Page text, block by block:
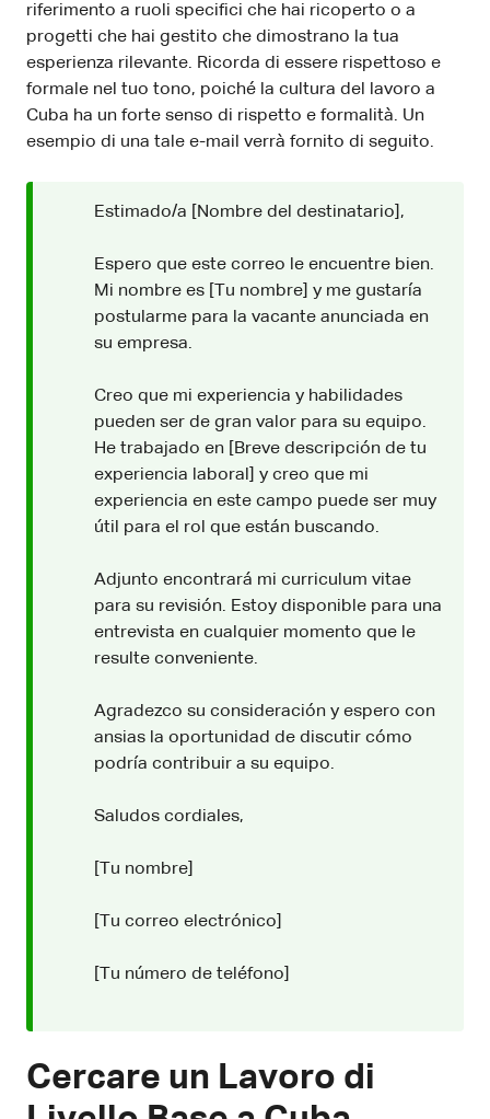
riferimento a ruoli specifici che hai ricoperto o a
progetti che hai gestito che dimostrano la tua
esperienza rilevante. Ricorda di essere rispettoso e
formale nel tuo tono, poiché la cultura del lavoro a
Cuba ha un forte senso di rispetto e formalità. Un
esempio di una tale e-mail verrà fornito di seguito.
Estimado/a [Nombre del destinatario],
Espero que este correo le encuentre bien.
Mi nombre es [Tu nombre] y me gustaría
postularme para la vacante anunciada en
su empresa.
Creo que mi experiencia y habilidades
pueden ser de gran valor para su equipo.
He trabajado en [Breve descripción de tu
experiencia laboral] y creo que mi
experiencia en este campo puede ser muy
útil para el rol que están buscando.
Adjunto encontrará mi curriculum vitae
para su revisión. Estoy disponible para una
entrevista en cualquier momento que le
resulte conveniente.
Agradezco su consideración y espero con
ansias la oportunidad de discutir cómo
podría contribuir a su equipo.
Saludos cordiales,
[Tu nombre]
[Tu correo electrónico]
[Tu número de teléfono]
Cercare un Lavoro di